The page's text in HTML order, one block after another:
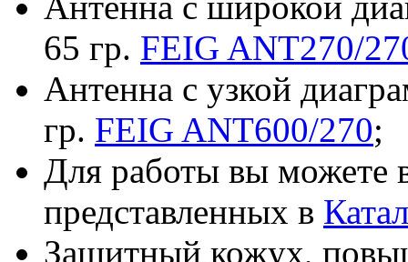
65 гр. FEIG ANT270/
Антенна с узкой
гр. FEIG ANT600/270;
Для работы вы можете
представленных в
Защитный кожух,